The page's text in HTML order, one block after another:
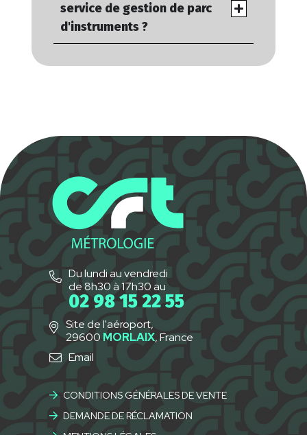
service de gestion de parc
d'instruments ?
Du lundi au vendredi
de 8h30 à 17h30 au
02 98 15 22 55
Site de l'aéroport,
29600 MORLAIX, France
Email
CONDITIONS GÉNÉRALES DE VENTE
DEMANDE DE RÉCLAMATION